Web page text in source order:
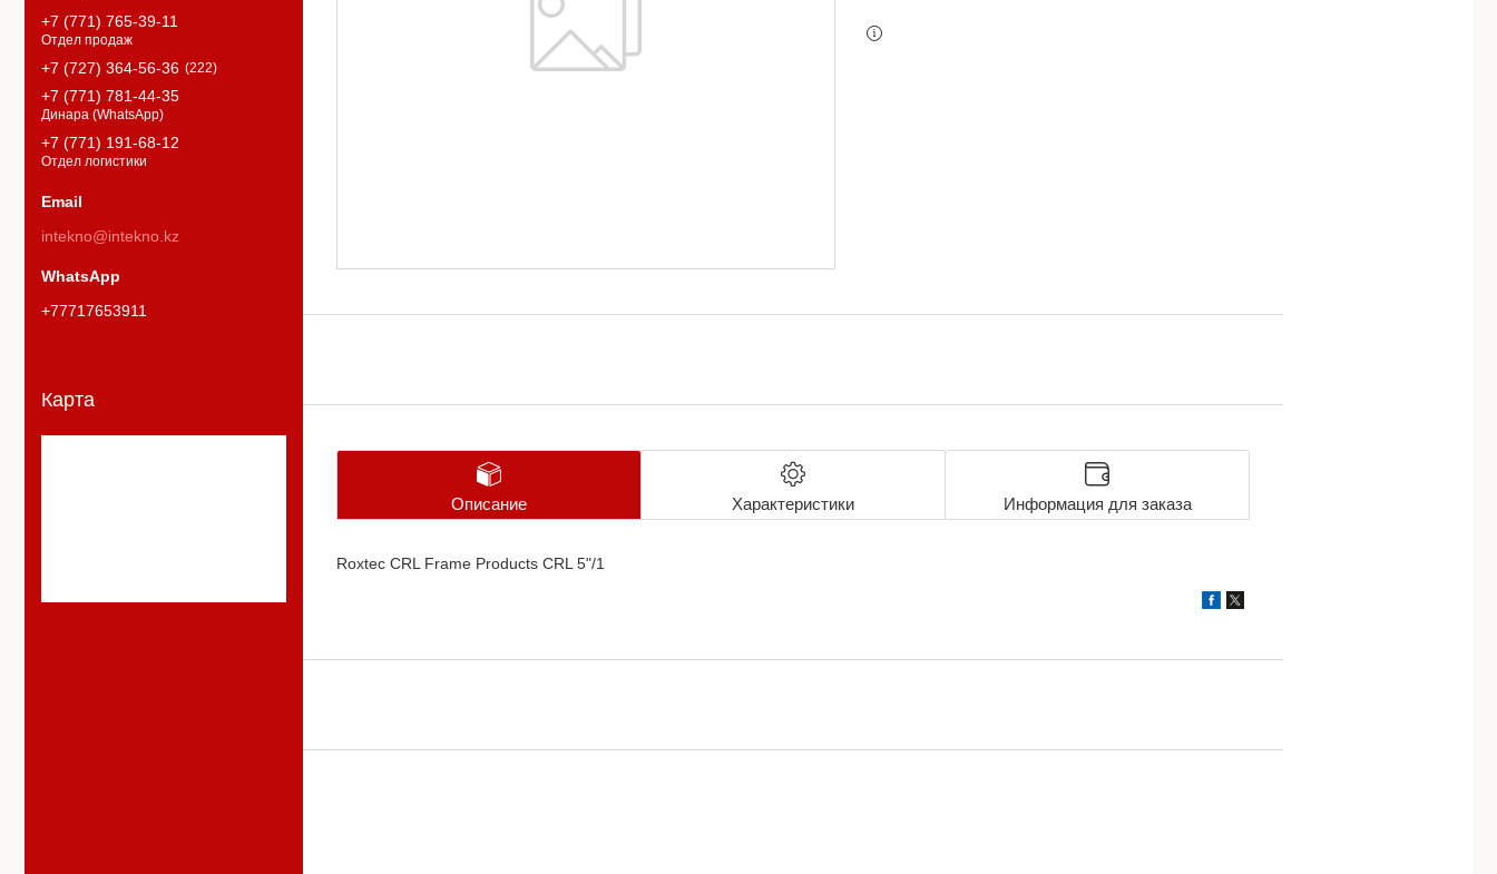
Описание Характеристики Информация для заказа
Roxtec CRL Frame Products CRL 5"/1
+7 (771) 765-39-11
Отдел продаж
+7 (727) 364-56-36 222
+7 (771) 781-44-35
Динара (WhatsApp)
+7 (771) 191-68-12
Отдел логистики
intekno@intekno.kz
+77717653911
Карта